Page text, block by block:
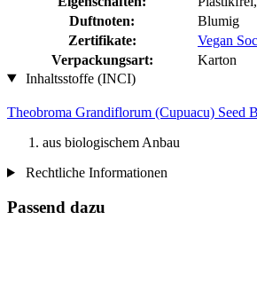
Duftnoten:
Blumig
Zertifikate:
Vegan
Verpackungsart:
Karton
Inhaltsstoffe (INCI)
Theobroma Grandiflorum (Cupuacu) Seed
aus biologischem Anbau
Rechtliche Informationen
Passend dazu